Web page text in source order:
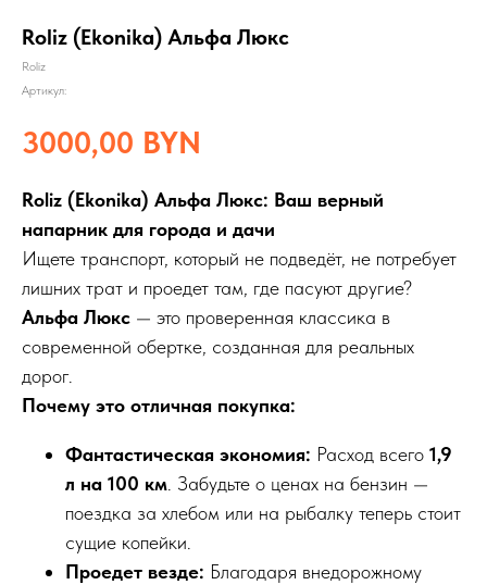
Roliz (Ekonika) Альфа Люкс
Roliz
Артикул:
3000,00 BYN
Roliz (Ekonika) Альфа Люкс: Ваш верный
напарник для города и дачи
Ищете транспорт, который не подведёт, не потребует
лишних трат и проедет там, где пасуют другие?
Альфа Люкс — это проверенная классика в
современной обертке, созданная для реальных
дорог.
Почему это отличная покупка:
Фантастическая экономия: Расход всего 1,9
л на 100 км . Забудьте о ценах на бензин —
поездка за хлебом или на рыбалку теперь стоит
сущие копейки.
Проедет везде: Благодаря внедорожному